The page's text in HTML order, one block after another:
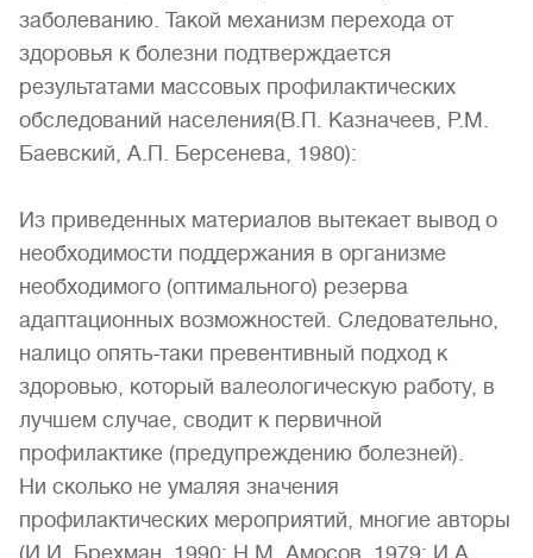
заболеванию. Такой механизм перехода от
здоровья к болезни подтверждается
результатами массовых профилактических
обследований населения(В.П. Казначеев, Р.М.
Баевский, А.П. Берсенева, 1980):
Из приведенных материалов вытекает вывод о
необходимости поддержания в организме
необходимого (оптимального) резерва
адаптационных возможностей. Следовательно,
налицо опять-таки превентивный подход к
здоровью, который валеологическую работу, в
лучшем случае, сводит к первичной
профилактике (предупреждению болезней).
Ни сколько не умаляя значения
профилактических мероприятий, многие авторы
(И.И. Брехман, 1990; Н.М. Амосов, 1979; И.А.